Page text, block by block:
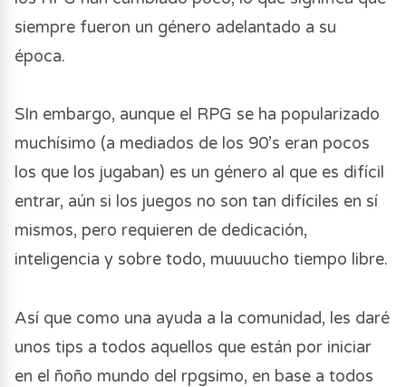
siempre fueron un género adelantado a su
época.
SIn embargo, aunque el RPG se ha popularizado
muchísimo (a mediados de los 90’s eran pocos
los que los jugaban) es un género al que es difícil
entrar, aún si los juegos no son tan difíciles en sí
mismos, pero requieren de dedicación,
inteligencia y sobre todo, muuuucho tiempo libre.
Así que como una ayuda a la comunidad, les daré
unos tips a todos aquellos que están por iniciar
en el ñoño mundo del rpgsimo, en base a todos